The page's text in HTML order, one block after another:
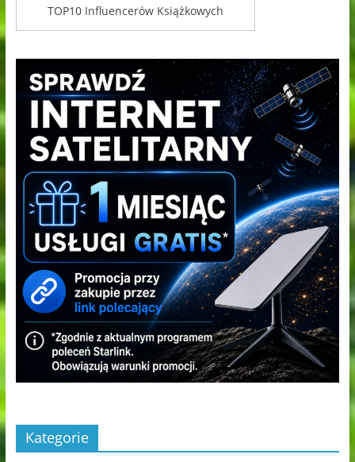
TOP10 Influencerów Książkowych
Kategorie